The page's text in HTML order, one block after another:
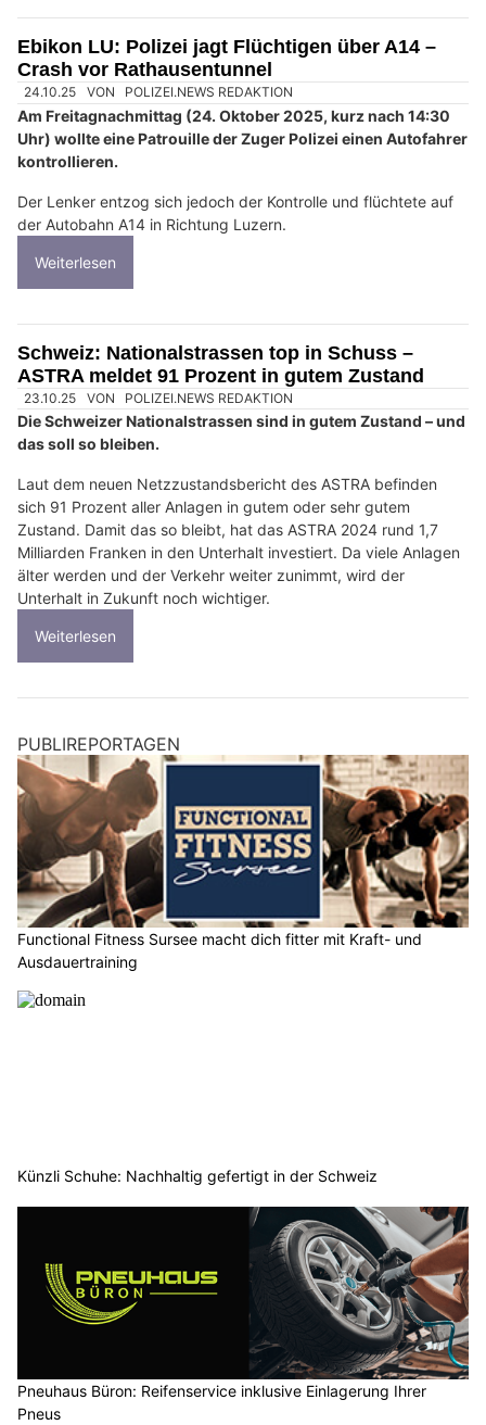
Ebikon LU: Polizei jagt Flüchtigen über A14 –
Crash vor Rathausentunnel
24.10.25 VON POLIZEI.NEWS REDAKTION
Am Freitagnachmittag (24. Oktober 2025, kurz nach 14:30
Uhr) wollte eine Patrouille der Zuger Polizei einen Autofahrer
kontrollieren.
Der Lenker entzog sich jedoch der Kontrolle und flüchtete auf
der Autobahn A14 in Richtung Luzern.
Weiterlesen
Schweiz: Nationalstrassen top in Schuss –
ASTRA meldet 91 Prozent in gutem Zustand
23.10.25 VON POLIZEI.NEWS REDAKTION
Die Schweizer Nationalstrassen sind in gutem Zustand – und
das soll so bleiben.
Laut dem neuen Netzzustandsbericht des ASTRA befinden
sich 91 Prozent aller Anlagen in gutem oder sehr gutem
Zustand. Damit das so bleibt, hat das ASTRA 2024 rund 1,7
Milliarden Franken in den Unterhalt investiert. Da viele Anlagen
älter werden und der Verkehr weiter zunimmt, wird der
Unterhalt in Zukunft noch wichtiger.
Weiterlesen
PUBLIREPORTAGEN
Functional Fitness Sursee macht dich fitter mit Kraft- und
Ausdauertraining
Künzli Schuhe: Nachhaltig gefertigt in der Schweiz
Pneuhaus Büron: Reifenservice inklusive Einlagerung Ihrer
Pneus